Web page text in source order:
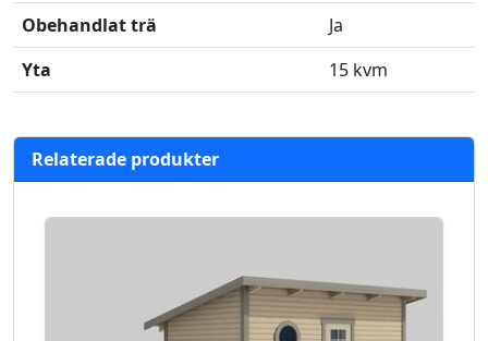
Obehandlat trä
Ja
Yta
15 kvm
Relaterade produkter